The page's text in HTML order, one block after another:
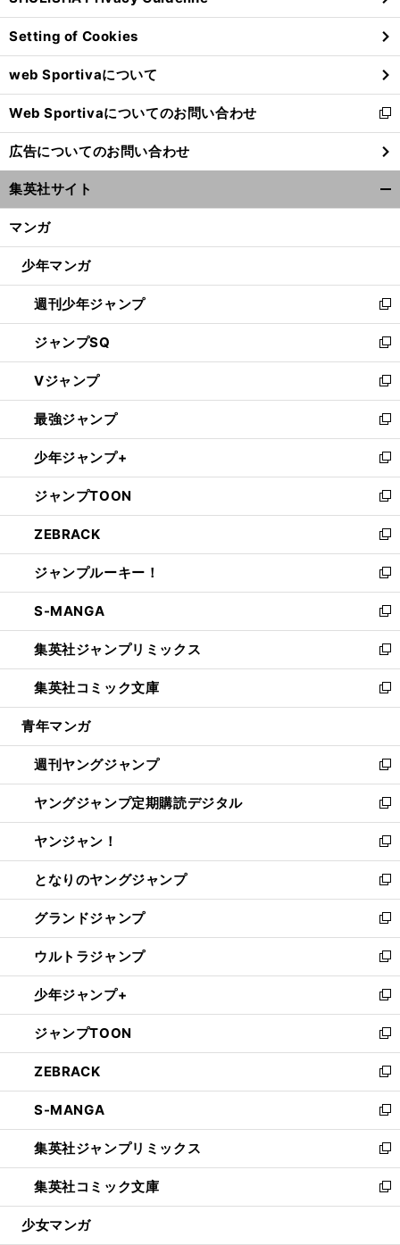
日
本代表メンバー発表
。
永井謙佑
、
今野泰幸はなぜ外れたのか
ン
ド
ウ
で
開
く
Setting of Cookies
web Sportivaについて
Web Sportivaについてのお問い合わせ
新
し
い
ウ
ィ
ン
ウ
開
く
広告についてのお問い合わせ
集英社サイト
マンガ
少年マンガ
週刊少年ジャンプ
新
し
い
ウ
ィ
ン
ド
ウ
で
開
く
ジャンプSQ
新
し
い
ウ
ィ
ン
ド
ウ
で
開
く
Vジャンプ
新
し
い
ウ
ィ
ン
ド
ウ
で
開
く
最強ジャンプ
新
し
い
ウ
ィ
ン
ド
ウ
で
開
く
少年ジャンプ+
新
し
い
ウ
ィ
ン
ド
ウ
で
開
く
ジャンプTOON
新
し
い
ウ
ィ
ン
ド
ウ
で
開
く
ZEBRACK
新
し
い
ウ
ィ
ン
ド
ウ
で
開
ジャンプルーキー！
新
し
い
ウ
ィ
ン
ド
ウ
開
く
S-MANGA
新
し
い
ウ
ィ
ン
ウ
で
開
く
集英社ジャンプリミックス
新
し
い
ウ
ン
ド
ウ
で
開
く
集英社コミック文庫
新
し
ウ
ィ
ン
ド
ウ
で
開
く
青年マンガ
週刊ヤングジャンプ
新
し
い
ウ
ィ
ン
ド
ウ
で
開
く
ヤングジャンプ定期購読デジタル
新
し
い
ウ
ィ
ン
ド
ウ
で
開
く
ヤンジャン！
新
し
い
ウ
ィ
ン
ド
ウ
で
開
く
となりのヤングジャンプ
新
し
い
ウ
ィ
ン
ド
ウ
で
開
く
グランドジャンプ
新
し
い
ウ
ィ
ン
ド
ウ
で
開
く
ウルトラジャンプ
新
し
い
ウ
ィ
ン
ド
ウ
で
開
く
少年ジャンプ+
新
し
い
ウ
ィ
ン
ド
ウ
で
開
く
ジャンプTOON
新
し
い
ウ
ィ
ン
ド
ウ
で
開
ZEBRACK
新
し
い
ウ
ィ
ン
ド
ウ
S-MANGA
新
し
い
ウ
ィ
ン
集英社ジャンプリミックス
新
し
い
ウ
集英社コミック文庫
新
し
少女マンガ